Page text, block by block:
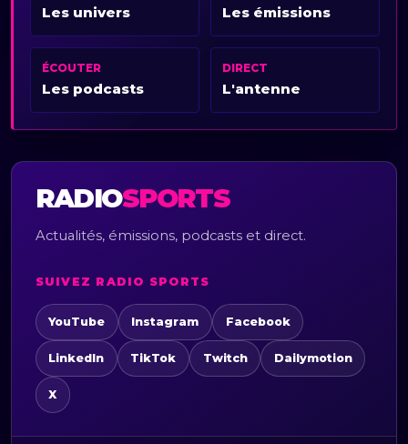
Les univers Les émissions
ÉCOUTER
Les podcasts
DIRECT
L'antenne
RADIOSPORTS
Actualités, émissions, podcasts et direct.
SUIVEZ RADIO SPORTS
YouTube Instagram Facebook
LinkedIn TikTok Twitch Dailymotion
X